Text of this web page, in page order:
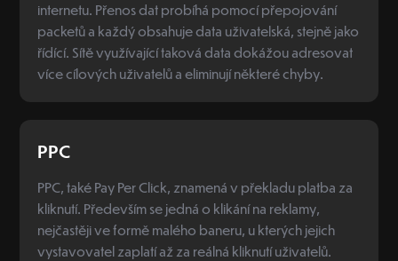
internetu. Přenos dat probíhá pomocí přepojování
packetů a každý obsahuje data uživatelská, stejně jako
řídící. Sítě využívající taková data dokážou adresovat
více cílových uživatelů a eliminují některé chyby.
PPC
PPC, také Pay Per Click, znamená v překladu platba za
kliknutí. Především se jedná o klikání na reklamy,
nejčastěji ve formě malého baneru, u kterých jejich
vystavovatel zaplatí až za reálná kliknutí uživatelů.